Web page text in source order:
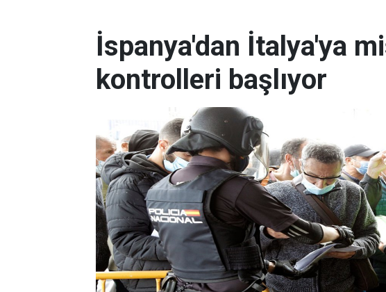
İspanya'dan İtalya'ya
kontrolleri başlıyor